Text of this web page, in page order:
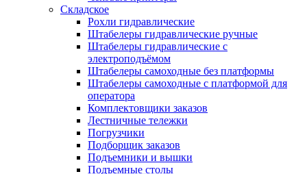
Складское
Рохли гидравлические
Штабелеры гидравлические ручные
Штабелеры гидравлические с
электроподъёмом
Штабелеры самоходные без платформы
Штабелеры самоходные с платформой для
оператора
Комплектовщики заказов
Лестничные тележки
Погрузчики
Подборщик заказов
Подъемники и вышки
Подъемные столы